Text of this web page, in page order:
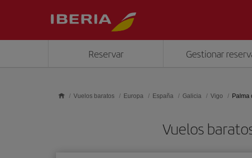
Reservar Gestionar
Vuelos baratos Europa España Galicia Vigo Palma
Vuelos